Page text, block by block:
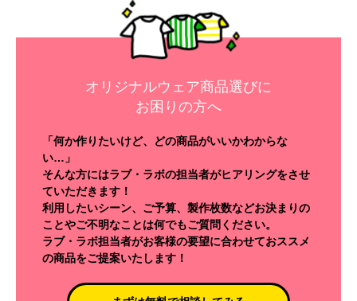
オリジナルウェア商品選びに
お困りの方へ
「何か作りたいけど、どの商品がいいかわからな
い…」
そんな方にはラブ・ラボの担当者がヒアリングをさせ
ていただきます！
利用したいシーン、ご予算、製作枚数などお決まりの
ことやご不明なことは何でもご質問ください。
ラブ・ラボ担当者がお客様の要望に合わせておススメ
の商品をご提案いたします！